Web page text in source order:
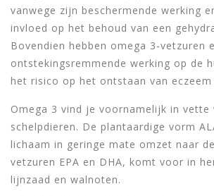
vanwege zijn beschermende werking
invloed op het behoud van een
Bovendien hebben omega 3-vetzuren
ontstekingsremmende werking op de
het risico op het ontstaan van eczeem
Omega 3 vind je voornamelijk in vette
schelpdieren. De plantaardige vorm
lichaam in geringe mate omzet naar
vetzuren EPA en DHA, komt voor in
lijnzaad en walnoten.